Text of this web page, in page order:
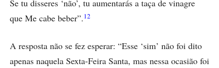
Se tu disseres ‘não’, tu aumentarás a taça de vinagre
que Me cabe beber”.12
A resposta não se fez esperar: “Esse ‘sim’ não foi dito
apenas naquela Sexta-Feira Santa, mas nessa ocasião foi